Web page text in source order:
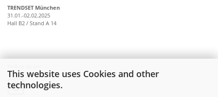
This website uses Cookies and other
technologies.
TRENDSET München
31.01.-02.02.2025
Hall B2 / Stand A 14
instagram